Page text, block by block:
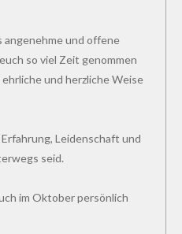
angenehme und offene
so viel Zeit genommen
und herzliche Weise
Leidenschaft und
seid.
im Oktober persönlich